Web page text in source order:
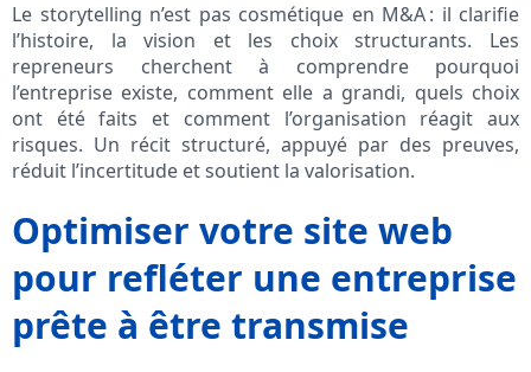
Le storytelling n’est pas cosmétique en M&A : il clarifie
l’histoire, la vision et les choix structurants. Les
repreneurs cherchent à comprendre pourquoi
l’entreprise existe, comment elle a grandi, quels choix
ont été faits et comment l’organisation réagit aux
risques. Un récit structuré, appuyé par des preuves,
réduit l’incertitude et soutient la valorisation.
Optimiser votre site web
pour refléter une entreprise
prête à être transmise